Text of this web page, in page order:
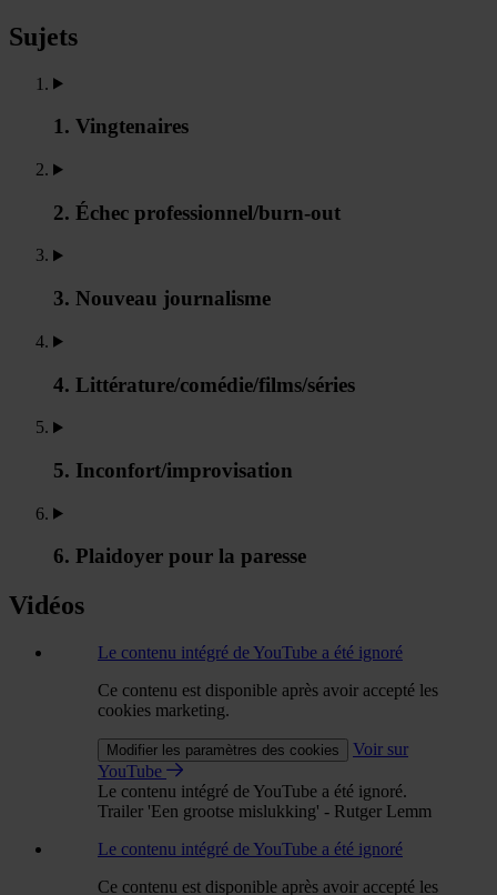
Sujets
1. Vingtenaires
2. Échec professionnel/burn-out
3. Nouveau journalisme
4. Littérature/comédie/films/séries
5. Inconfort/improvisation
6. Plaidoyer pour la paresse
Vidéos
Le contenu intégré de YouTube a été ignoré
Ce contenu est disponible après avoir accepté les
cookies marketing.
Modifier les paramètres des cookies
Voir sur
YouTube
Le contenu intégré de YouTube a été ignoré.
Trailer 'Een grootse mislukking' - Rutger Lemm
Le contenu intégré de YouTube a été ignoré
Ce contenu est disponible après avoir accepté les